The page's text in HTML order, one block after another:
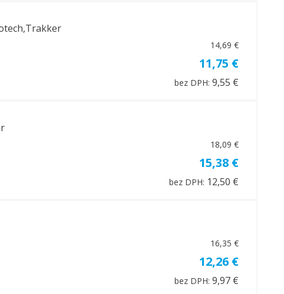
14,69 €
11,75 €
bez DPH: 9,55 €
18,09 €
15,38 €
bez DPH: 12,50 €
16,35 €
12,26 €
bez DPH: 9,97 €